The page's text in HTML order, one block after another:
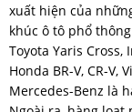
xuất hiện của
khúc ô tô phổ
Toyota Yaris Cross,
Honda BR-V, CR-V,
Mercedes-Benz là